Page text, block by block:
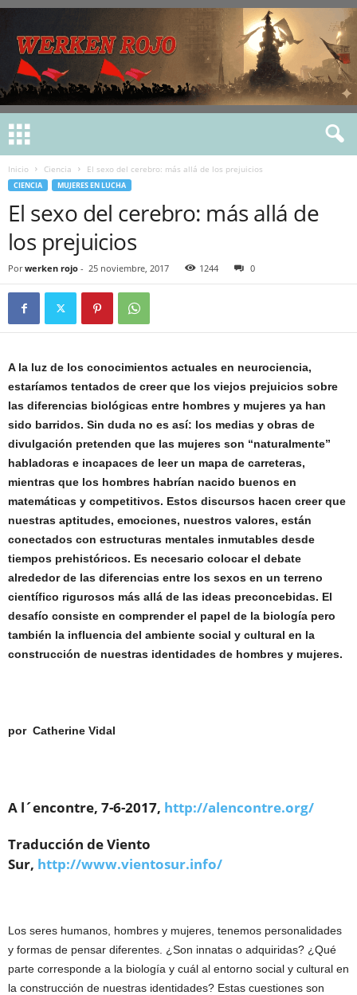
Inicio Ciencia El sexo del cerebro: más allá de los prejuicios
CIENCIA MUJERES EN LUCHA
El sexo del cerebro: más allá de
los prejuicios
Por werken rojo - 25 noviembre, 2017 1244 0
A la luz de los conocimientos actuales en neurociencia,
estaríamos tentados de creer que los viejos prejuicios sobre
las diferencias biológicas entre hombres y mujeres ya han
sido barridos. Sin duda no es así: los medias y obras de
divulgación pretenden que las mujeres son “naturalmente”
habladoras e incapaces de leer un mapa de carreteras,
mientras que los hombres habrían nacido buenos en
matemáticas y competitivos. Estos discursos hacen creer que
nuestras aptitudes, emociones, nuestros valores, están
conectados con estructuras mentales inmutables desde
tiempos prehistóricos. Es necesario colocar el debate
alrededor de las diferencias entre los sexos en un terreno
científico rigurosos más allá de las ideas preconcebidas. El
desafío consiste en comprender el papel de la biología pero
también la influencia del ambiente social y cultural en la
construcción de nuestras identidades de hombres y mujeres.
por Catherine Vidal
A l´encontre, 7-6-2017, http://alencontre.org/
Traducción de Viento
Sur, http://www.vientosur.info/
Los seres humanos, hombres y mujeres, tenemos personalidades
y formas de pensar diferentes. ¿Son innatas o adquiridas? ¿Qué
parte corresponde a la biología y cuál al entorno social y cultural en
la construcción de nuestras identidades? Estas cuestiones son